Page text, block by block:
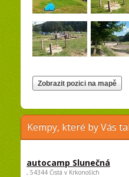
Kempy, které by Vás
autocamp Slunečná
, 54344 Čistá v Krkonoších